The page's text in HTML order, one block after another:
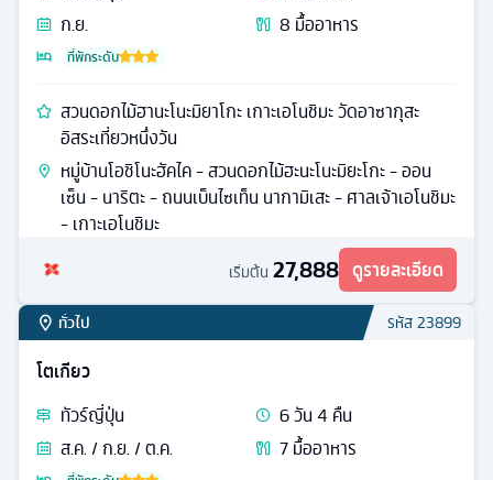
ก.ย.
8 มื้ออาหาร
ที่พักระดับ
สวนดอกไม้ฮานะโนะมิยาโกะ เกาะเอโนชิมะ วัดอาซากุสะ
อิสระเที่ยวหนึ่งวัน
หมู่บ้านโอชิโนะฮัคไค - สวนดอกไม้ฮะนะโนะมิยะโกะ - ออน
เซ็น - นาริตะ - ถนนเบ็นไซเท็น นากามิเสะ - ศาลเจ้าเอโนชิมะ
- เกาะเอโนชิมะ
เริ่มต้น 27,888 ดูรายละเอียด
ทั่วไป รหัส23899